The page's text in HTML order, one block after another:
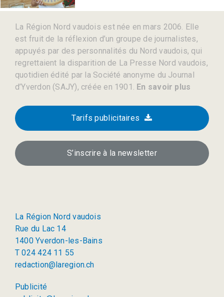
La Région Nord vaudois est née en mars 2006. Elle
est fruit de la réflexion d’un groupe de journalistes,
appuyés par des personnalités du Nord vaudois, qui
regrettaient la disparition de La Presse Nord vaudois,
quotidien édité par la Société anonyme du Journal
d’Yverdon (SAJY), créée en 1901. En savoir plus
Tarifs publicitaires
S’inscrire à la newsletter
La Région Nord vaudois
Rue du Lac 14
1400 Yverdon-les-Bains
T 024 424 11 55
redaction@laregion.ch
Publicité